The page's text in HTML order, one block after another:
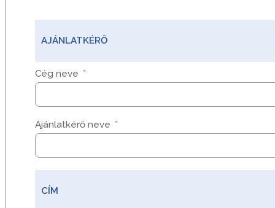
AJÁNLATKÉRŐ
Cég neve
Ajánlatkérő neve
CÍM